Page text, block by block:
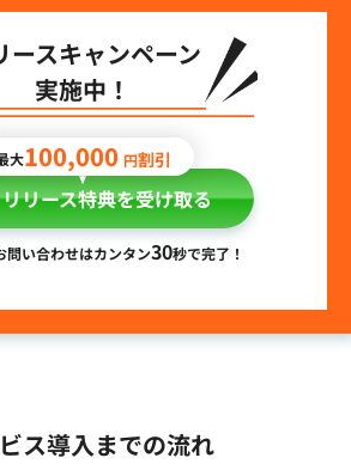
ースキャンペーン
実施中！
大100,000 円割引
リリース特典を受け取る
問い合わせはカンタン30秒で完了！
ス導入までの流れ